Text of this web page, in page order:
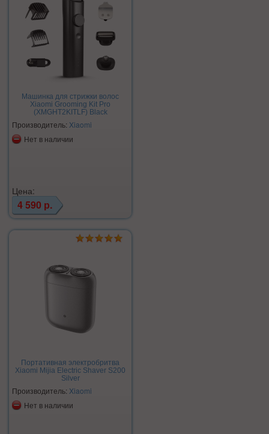
Машинка для стрижки волос
Xiaomi Grooming Kit Pro
(XMGHT2KITLF) Black
Производитель: Xiaomi
Нет в наличии
Цена:
4 590 р.
Портативная электробритва
Xiaomi Mijia Electric Shaver S200
Silver
Производитель: Xiaomi
Нет в наличии